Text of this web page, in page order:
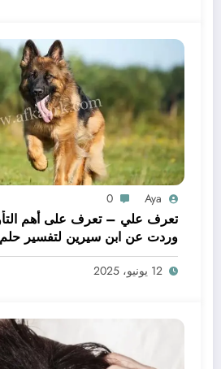
Aya
0
تعرف علي – تعرف على أهم
وردت عن ابن سيرين لتفسير
يدي – بالتفصيل
12 يونيو، 2025